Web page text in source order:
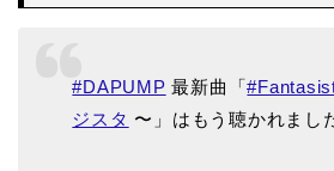
#DAPUMP 最新曲「
ジスタ 〜」はもう聴かれまし